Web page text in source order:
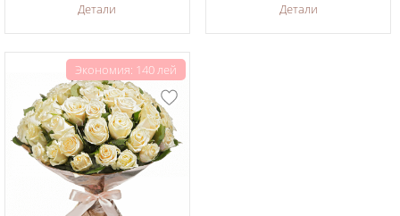
Детали Детали
Экономия: 140 лей